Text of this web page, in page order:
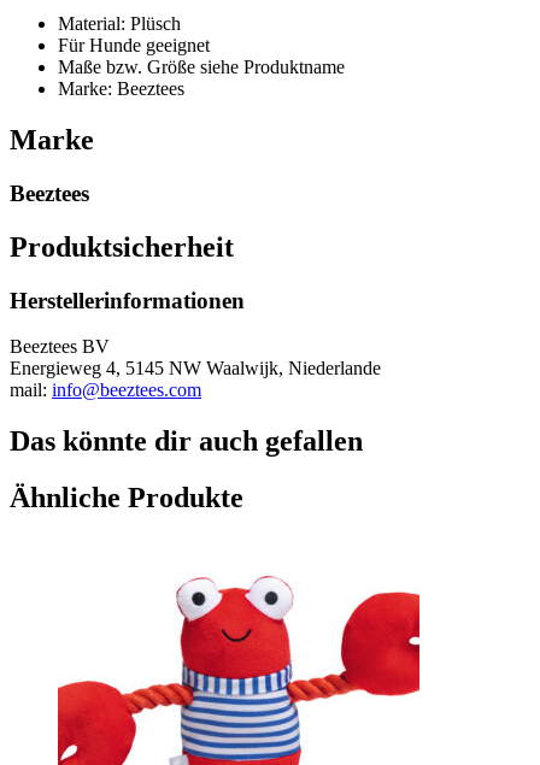
Material: Plüsch
Für Hunde geeignet
Maße bzw. Größe siehe Produktname
Marke: Beeztees
Marke
Beeztees
Produktsicherheit
Herstellerinformationen
Beeztees BV
Energieweg 4, 5145 NW Waalwijk, Niederlande
mail: info@beeztees.com
Das könnte dir auch gefallen
Ähnliche Produkte